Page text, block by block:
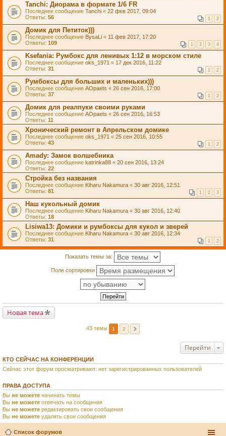
Tanchi: Диорама в формате 1/6 FR
Последнее сообщение Tanchi « 22 фев 2017, 09:04
Ответы: 56 1 2
Домик для Петиток)))
Последнее сообщение BysaLi « 11 фев 2017, 17:20
Ответы: 109 1 2 3 4
Ksefania: Румбокс для ленивых 1:12 в морском стиле
Последнее сообщение oks_1971 « 17 дек 2016, 11:22
Ответы: 31 1 2
Румбоксы для больших и маленьких)))
Последнее сообщение AOpaets « 26 сен 2016, 17:00
Ответы: 37 1 2
Домик для реалпуки своими руками
Последнее сообщение AOpaets « 26 сен 2016, 16:53
Ответы: 11
Хронический ремонт в Апрельском домике
Последнее сообщение oks_1971 « 25 сен 2016, 10:55
Ответы: 43 1 2
Amady: Замок волшебника
Последнее сообщение katrinka88 « 20 сен 2016, 13:24
Ответы: 22
Стройка без названия
Последнее сообщение Kiharu Nakamura « 30 авг 2016, 12:51
Ответы: 81 1 2 3
Наш кукольный домик
Последнее сообщение Kiharu Nakamura « 30 авг 2016, 12:40
Ответы: 18
Lisiwa13: Домики и румбоксы для кукол и зверей
Последнее сообщение Kiharu Nakamura « 30 авг 2016, 12:34
Ответы: 31 1 2
Показать темы за:
Поле сортировки
Новая тема
43 темы 1 2
Перейти
КТО СЕЙЧАС НА КОНФЕРЕНЦИИ
Сейчас этот форум просматривают: нет зарегистрированных пользователей
ПРАВА ДОСТУПА
Вы не можете начинать темы
Вы не можете отвечать на сообщения
Вы не можете редактировать свои сообщения
Вы не можете удалять свои сообщения
Список форумов